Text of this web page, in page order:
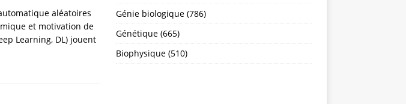
aléatoires
et motivation de
Learning, DL) jouent
Génie biologique (786)
Génétique (665)
Biophysique (510)